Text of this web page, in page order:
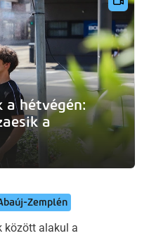
a hétvégén:
a
Zemplén
között alakul a